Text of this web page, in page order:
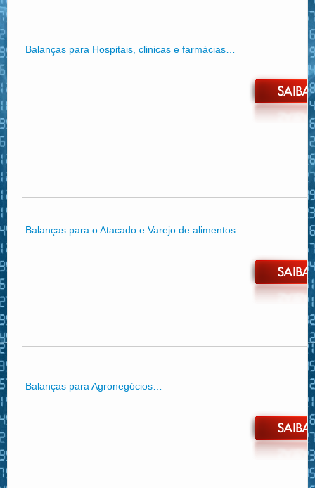
Balanças para Hospitais, clinicas e farmácias…
Balanças para o Atacado e Varejo de alimentos…
Balanças para Agronegócios…